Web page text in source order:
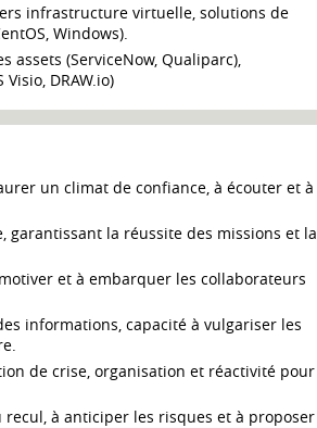
infrastructure virtuelle, solutions de
Windows).
(ServiceNow, Qualiparc),
DRAW.io)
un climat de confiance, à écouter et à
garantissant la réussite des missions et la
et à embarquer les collaborateurs
informations, capacité à vulgariser les
de crise, organisation et réactivité pour
recul, à anticiper les risques et à proposer